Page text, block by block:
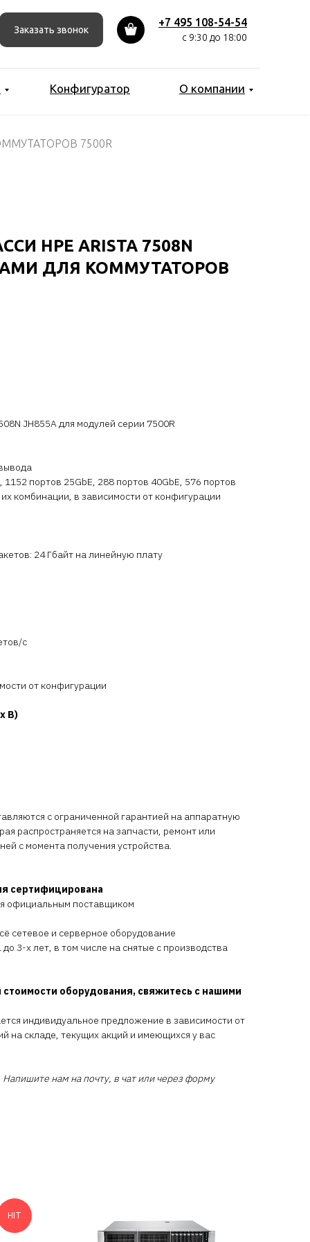
+7 495 108-54-54
с 9:30 до 18:00
Заказать звонок
Конфигуратор О компании
7500R
HPE ARISTA 7508N
ДЛЯ КОММУТАТОРОВ
JH855A для модулей серии 7500R
портов 25GbE, 288 портов 40GbE, 576 портов
комбинации, в зависимости от конфигурации
24 Гбайт на линейную плату
с
от конфигурации
В)
с ограниченной гарантией на аппаратную
распространяется на запчасти, ремонт или
с момента получения устройства.
сертифицирована
официальным поставщиком
сетевое и серверное оборудование
3-х лет, в том числе на снятые с производства
оборудования, свяжитесь с нашими
индивидуальное предложение в зависимости от
на складе, текущих акций и имеющихся у вас
нам на почту, в чат или через форму
HIT